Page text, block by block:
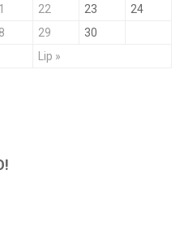
Lip »
22 23
24
29 30